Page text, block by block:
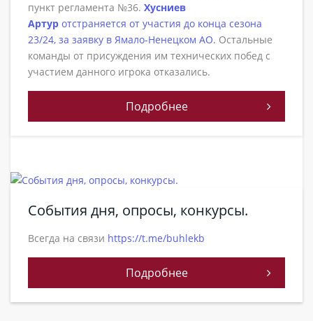
пункт регламента №36. Хусниев
Артур отстраняется от участия до конца сезона
23/24, за заявку в Ямало-Ненецком АО. Остальные
команды от присуждения им технических побед с
участием данного игрока отказались.
Подробнее
События дня, опросы, конкурсы.
Всегда на связи https://t.me/buhlekb
Подробнее